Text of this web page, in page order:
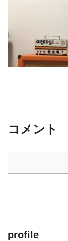
コメント
profile